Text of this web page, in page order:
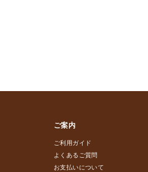
ご案内
ご利用ガイド
よくあるご質問
お支払いについて